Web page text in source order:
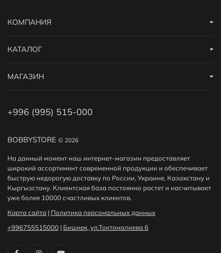
BOBBYSTORE © 2026
На данный момент наш интернет-магазин предоставляет
широкий ассортимент современной продукции и обеспечивает
быструю недорогую доставку по России, Украине, Казахстану и
Кыргызстану. Клиентская база постоянно растет и насчитывает
уже более 10000 счастливых клиентов.
Карта сайта | Политика персональных данных
+996755515000 | Бишкек, ул.Токтоналиева 6
КОМПАНИЯ
КАТАЛОГ
МАГАЗИН
+996 (995) 515-000